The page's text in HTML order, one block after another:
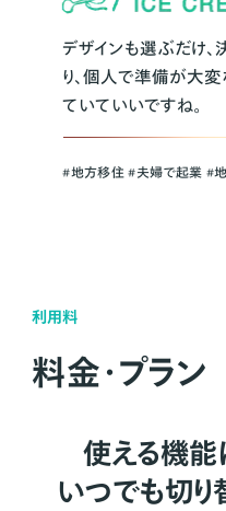
デザインも選ぶだけ、
り、個人で準備が大
ていていいですね。
#地方移住 #夫婦で起業 #
利用料
料金・プラン
使える機能
いつでも切り